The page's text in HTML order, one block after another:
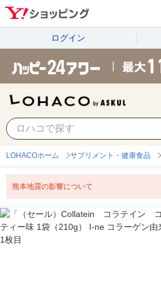
ログイン
LOHACOホーム サプリメント・健康食品
熊本地震の影響について